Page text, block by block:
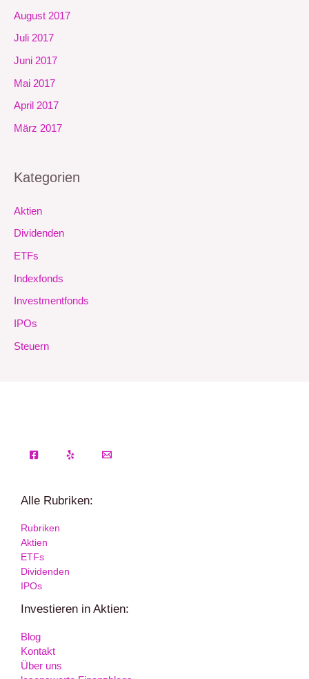
August 2017
Juli 2017
Juni 2017
Mai 2017
April 2017
März 2017
Kategorien
Aktien
Dividenden
ETFs
Indexfonds
Investmentfonds
IPOs
Steuern
Alle Rubriken:
Rubriken
Aktien
ETFs
Dividenden
IPOs
Investieren in Aktien:
Blog
Kontakt
Über uns